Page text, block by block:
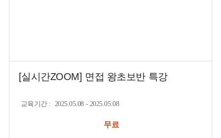
[실시간ZOOM] 면접 왕초보반 특강
교육기간: 2025.05.08 - 2025.05.08
무료